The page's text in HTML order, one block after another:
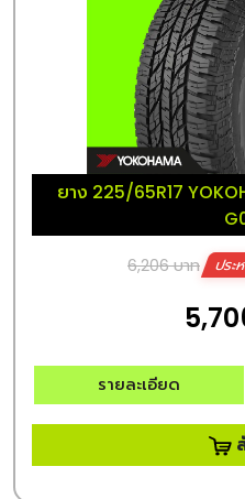
ยาง 225/65R17
6,206 บาท ประ
รายละเอียด